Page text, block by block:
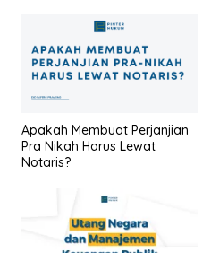
Apakah Membuat Perjanjian
Pra Nikah Harus Lewat
Notaris?